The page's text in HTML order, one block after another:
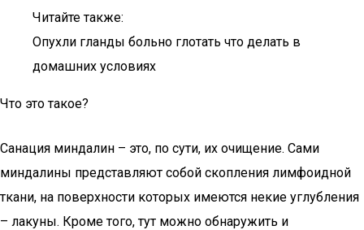
Читайте также:
Опухли гланды больно глотать что делать в
домашних условиях
Что это такое?
Санация миндалин – это, по сути, их очищение. Сами
миндалины представляют собой скопления лимфоидной
ткани, на поверхности которых имеются некие углубления
– лакуны. Кроме того, тут можно обнаружить и